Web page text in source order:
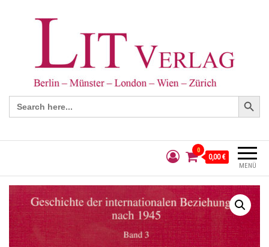
Search
for:
Search Button
MENÜ
0
0,00 €